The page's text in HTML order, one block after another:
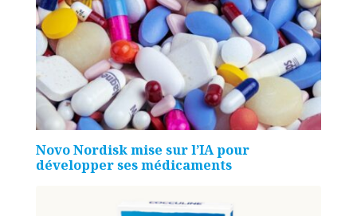
Novo Nordisk mise sur l’IA pour
développer ses médicaments